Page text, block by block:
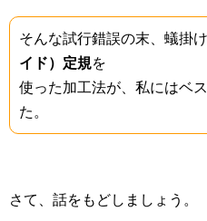
そんな試行錯誤の末、蟻掛け
イド）定規を
使った加工法が、私にはベ
た。
さて、話をもどしましょう。